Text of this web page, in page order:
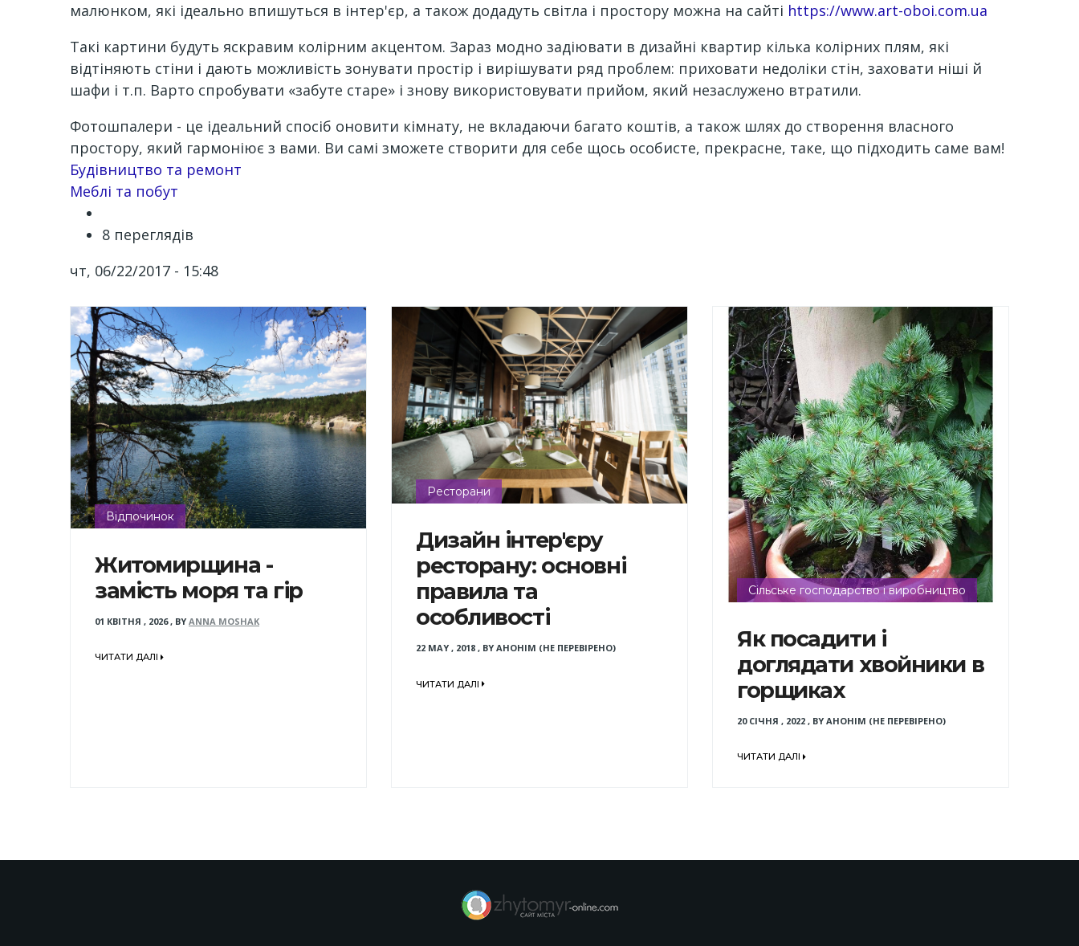
малюнком, які ідеально впишуться в інтер'єр, а також додадуть світла і простору можна на сайті https://www.art-oboi.com.ua
Такі картини будуть яскравим колірним акцентом. Зараз модно задіювати в дизайні квартир кілька колірних плям, які
відтіняють стіни і дають можливість зонувати простір і вирішувати ряд проблем: приховати недоліки стін, заховати ніші й
шафи і т.п. Варто спробувати «забуте старе» і знову використовувати прийом, який незаслужено втратили.
Фотошпалери - це ідеальний спосіб оновити кімнату, не вкладаючи багато коштів, а також шлях до створення власного
простору, який гармоніює з вами. Ви самі зможете створити для себе щось особисте, прекрасне, таке, що підходить саме вам!
Channel
Будівництво та ремонт
Меблі та побут
8 переглядів
чт, 06/22/2017 - 15:48
Відпочинок
Житомирщина -
замість моря та гір
01 КВІТНЯ , 2026, BY ANNA MOSHAK
ЧИТАТИ ДАЛІ
Ресторани
Дизайн інтер'єру
ресторану: основні
правила та
особливості
22 MAY , 2018, BY АНОНІМ (НЕ ПЕРЕВІРЕНО)
ЧИТАТИ ДАЛІ
Сільське господарство і виробництво
Як посадити і
доглядати хвойники в
горщиках
20 СІЧНЯ , 2022, BY АНОНІМ (НЕ ПЕРЕВІРЕНО)
ЧИТАТИ ДАЛІ